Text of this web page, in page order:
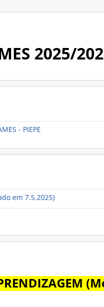
2025/
- PIEPE
em 7.5.2025)